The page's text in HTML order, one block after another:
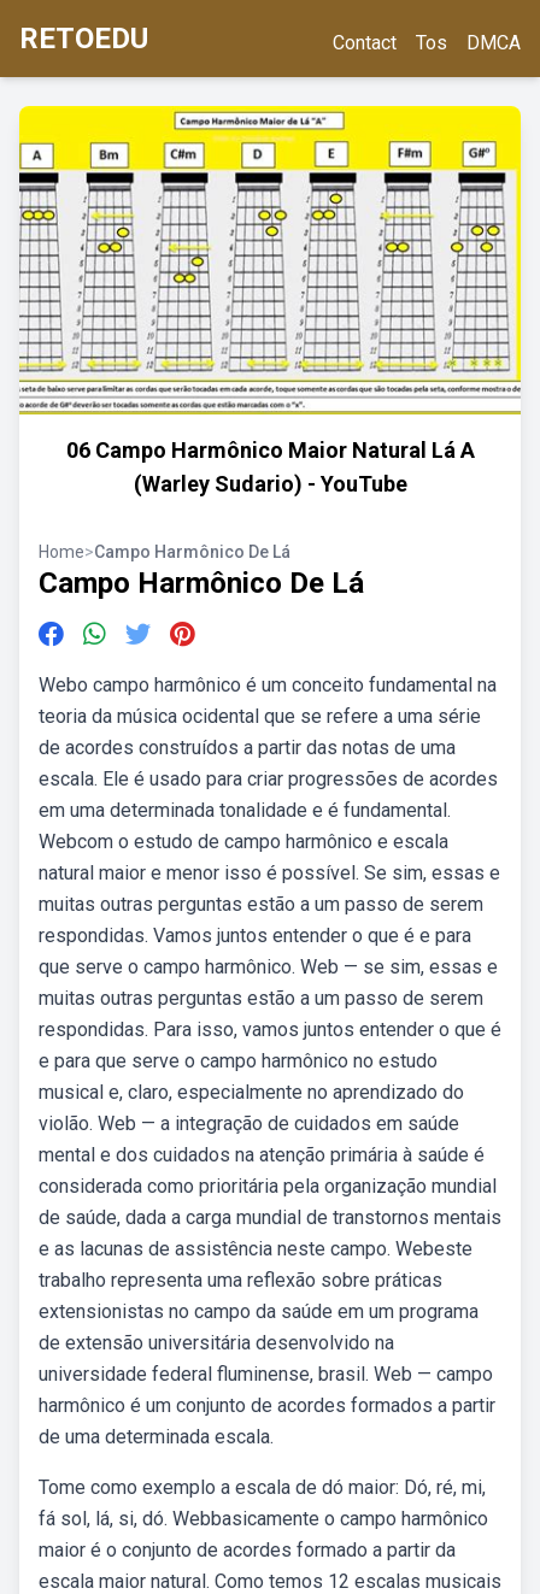
RETOEDU Contact Tos DMCA
06 Campo Harmônico Maior Natural Lá A
(Warley Sudario) - YouTube
Home>Campo Harmônico De Lá
Campo Harmônico De Lá
Webo campo harmônico é um conceito fundamental na
teoria da música ocidental que se refere a uma série
de acordes construídos a partir das notas de uma
escala. Ele é usado para criar progressões de acordes
em uma determinada tonalidade e é fundamental.
Webcom o estudo de campo harmônico e escala
natural maior e menor isso é possível. Se sim, essas e
muitas outras perguntas estão a um passo de serem
respondidas. Vamos juntos entender o que é e para
que serve o campo harmônico. Web — se sim, essas e
muitas outras perguntas estão a um passo de serem
respondidas. Para isso, vamos juntos entender o que é
e para que serve o campo harmônico no estudo
musical e, claro, especialmente no aprendizado do
violão. Web — a integração de cuidados em saúde
mental e dos cuidados na atenção primária à saúde é
considerada como prioritária pela organização mundial
de saúde, dada a carga mundial de transtornos mentais
e as lacunas de assistência neste campo. Webeste
trabalho representa uma reflexão sobre práticas
extensionistas no campo da saúde em um programa
de extensão universitária desenvolvido na
universidade federal fluminense, brasil. Web — campo
harmônico é um conjunto de acordes formados a partir
de uma determinada escala.
Tome como exemplo a escala de dó maior: Dó, ré, mi,
fá sol, lá, si, dó. Webbasicamente o campo harmônico
maior é o conjunto de acordes formado a partir da
escala maior natural. Como temos 12 escalas musicais